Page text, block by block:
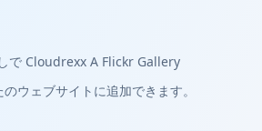
で Cloudrexx A Flickr Gallery
ウェブサイトに追加できます。